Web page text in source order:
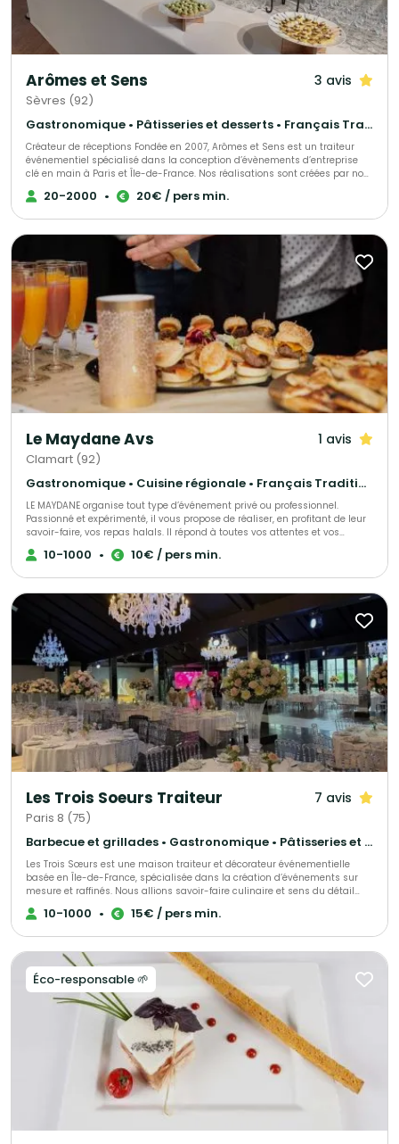
Arômes et Sens 3 avis
Sèvres (92)
Gastronomique • Pâtisseries et desserts • Français Traditionnel
Créateur de réceptions Fondée en 2007, Arômes et Sens est un traiteur
événementiel spécialisé dans la conception d’évènements d’entreprise
clé en main à Paris et Île-de-France. Nos réalisations sont créées par nos
Chefs et exclusivement conçues dans nos ateliers à Sèvres, avec de
produits frais. La sélection rigoureuse de nos produits nous permet de
et à la décoration afin de créer une harmonie avec les mets et les vins
proposés. Nous privilégions la sobriété et l’élégance dans la présentation
de nos buffets. Les valeurs qui animent nos équipes sont l’écoute, la
réactivité dans le conseil ou l’accompagnement de votre projet, le goût du
travail bien fait et l’exigence du service rendu. Bienvenue chez Arômes &
Sens ! Pierre LIGNON Fondateur
20-2000 • 20€ / pers min.
Le Maydane Avs 1 avis
Clamart (92)
Gastronomique • Cuisine régionale • Français Traditionnel
LE MAYDANE organise tout type d’événement privé ou professionnel.
Passionné et expérimenté, il vous propose de réaliser, en profitant de leur
savoir-faire, vos repas halals. Il répond à toutes vos attentes et vos
exigences, proposant une cuisine française à base de produits frais. Venez
les découvrir, directement dans leur restaurant.
10-1000 • 10€ / pers min.
Les Trois Soeurs Traiteur 7 avis
Paris 8 (75)
Barbecue et grillades • Gastronomique • Pâtisseries et desserts
Les Trois Sœurs est une maison traiteur et décorateur événementielle
basée en Île-de-France, spécialisée dans la création d’événements sur
mesure et raffinés. Nous allions savoir-faire culinaire et sens du détail
décoratif pour sublimer mariages, fiançailles et autres célébrations
privées, tout comme séminaires, inauguration et autre type d'événements
décoration florale et scénographique à la gastronomie haut de gamme,
notre équipe met son expertise et sa passion au service de vos plus
beaux moments.
10-1000 • 15€ / pers min.
Éco-responsable 🌱